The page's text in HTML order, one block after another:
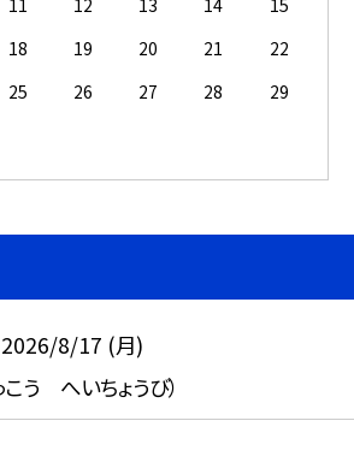
18 19 20 21
22
25 26 27 28
29
8/17 (月)
う へいちょうび）